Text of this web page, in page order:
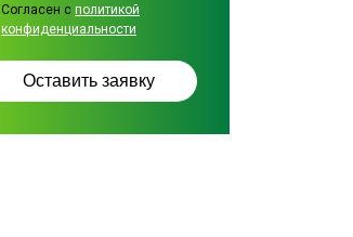
Согласен с политикой
конфиденциальности